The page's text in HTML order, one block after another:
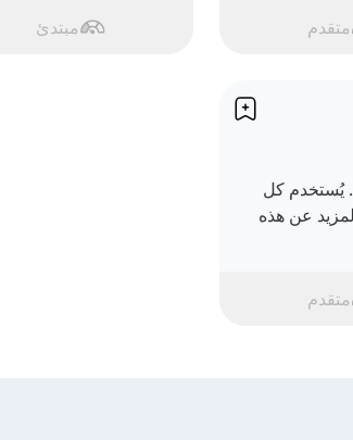
متقدم مبتدئ
يُستخدم كل
عن هذه
متقدم